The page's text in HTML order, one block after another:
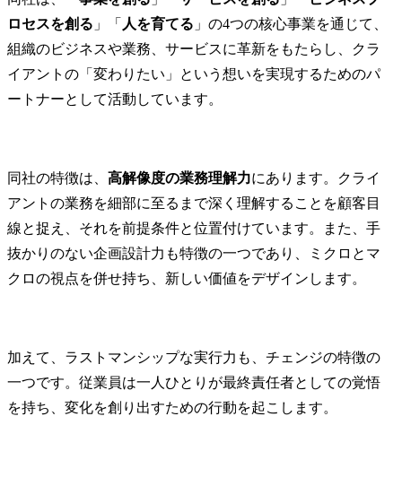
Q2. チェンジはコンサル未経験でも転職できますか？
Q3. チェンジの「ジョブジャーニー」とはどのような制度ですか？
ロセスを創る 」「 人を育てる 」の4つの核心事業を通じて、
組織のビジネスや業務、サービスに革新をもたらし、クラ
イアントの「変わりたい」という想いを実現するためのパ
ートナーとして活動しています。
同社の特徴は、 高解像度の業務理解力にあります。クライ
アントの業務を細部に至るまで深く理解することを顧客目
線と捉え、それを前提条件と位置付けています。また、手
抜かりのない企画設計力も特徴の一つであり、ミクロとマ
クロの視点を併せ持ち、新しい価値をデザインします。
加えて、ラストマンシップな実行力も、チェンジの特徴の
一つです。従業員は一人ひとりが最終責任者としての覚悟
を持ち、変化を創り出すための行動を起こします。